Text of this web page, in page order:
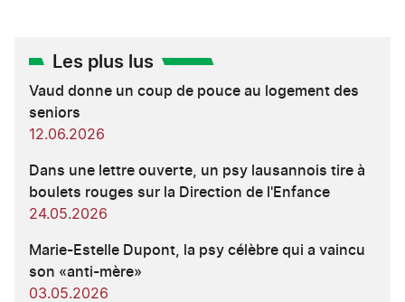
Les plus lus
Vaud donne un coup de pouce au logement des
seniors
12.06.2026
Dans une lettre ouverte, un psy lausannois tire à
boulets rouges sur la Direction de l'Enfance
24.05.2026
Marie-Estelle Dupont, la psy célèbre qui a vaincu
son «anti-mère»
03.05.2026